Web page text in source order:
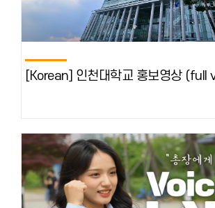
[Korean] 인천대학교 홍보영상 (full